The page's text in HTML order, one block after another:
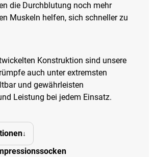
die Durchblutung noch mehr
Muskeln helfen, sich schneller zu
Konstruktion sind unsere
auch unter extremsten
und gewährleisten
Leistung bei jedem Einsatz.